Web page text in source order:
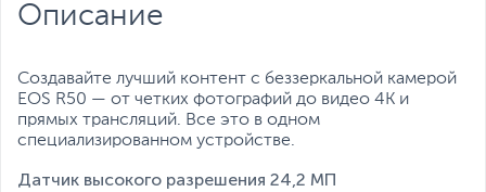
Описание
Создавайте лучший контент с беззеркальной камерой
EOS R50 — от четких фотографий до видео 4K и
прямых трансляций. Все это в одном
специализированном устройстве.
Датчик высокого разрешения 24,2 МП